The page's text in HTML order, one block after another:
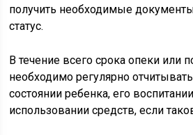
получить необходимые
статус.
В течение всего срока опеки или
необходимо регулярно
состоянии ребенка, его
использовании средств, если